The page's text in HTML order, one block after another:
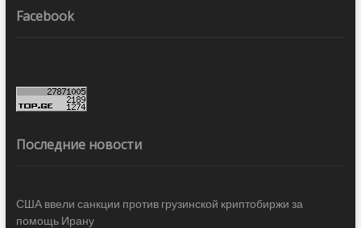
Facebook
Последние новости
США ввели санкции против грузинской криптобиржи за
помощь Ирану